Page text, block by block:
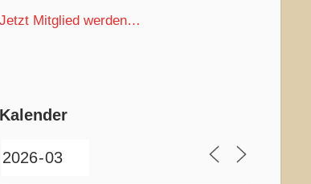
Jetzt Mitglied werden…
Kalender